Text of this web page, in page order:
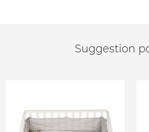
Suggestion